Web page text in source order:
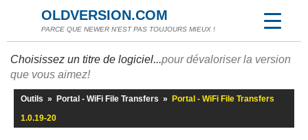
OLDVERSION.COM
PARCE QUE NEWER N'EST PAS TOUJOURS MIEUX !
Choisissez un titre de logiciel...pour dévaloriser la version
que vous aimez!
Outils » Portal - WiFi File Transfers »
Portal - WiFi File Transfers
1.0.19-20